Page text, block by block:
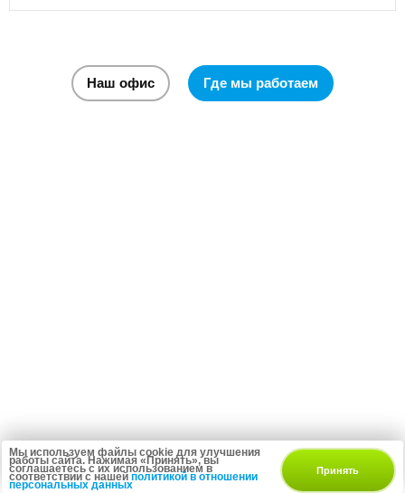
Наш офис Где мы работаем
Мы используем файлы cookie для улучшения
работы сайта. Нажимая «Принять», вы
соглашаетесь с их использованием в
соответствии с нашейполитикой в отношении
персональных данных
Принять